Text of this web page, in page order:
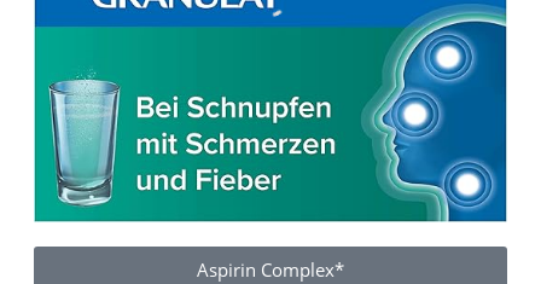
Aspirin Complex*